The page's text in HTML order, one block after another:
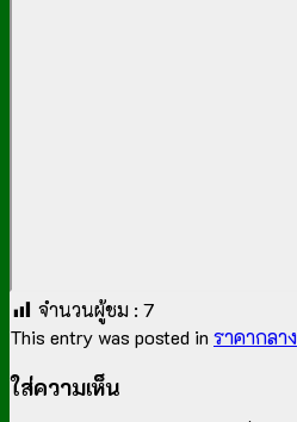
จำนวนผู้ชม : 7
This entry was posted in ราคากลาง
ใส่ความเห็น